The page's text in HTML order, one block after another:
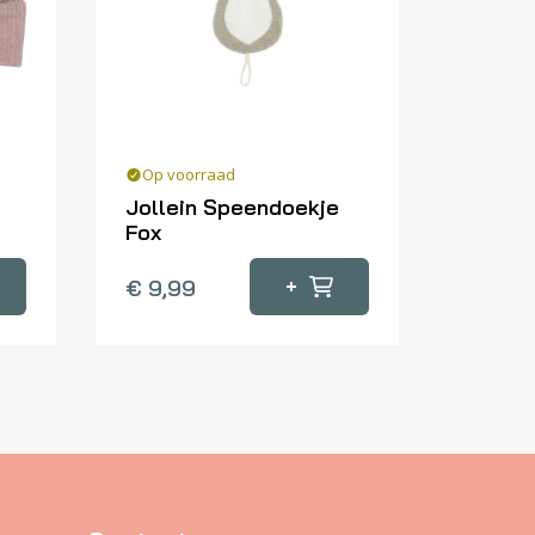
Op voorraad
Jollein Speendoekje
Fox
€ 9,99 +